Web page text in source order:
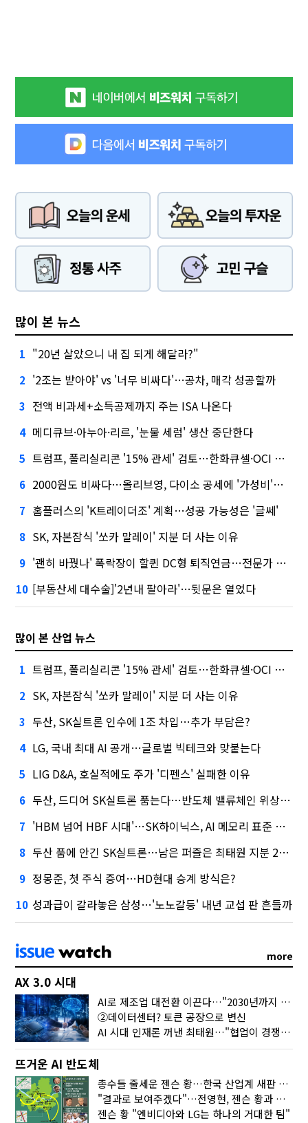
많이 본 뉴스
1 "20년 살았으니 내 집 되게 해달라?"
2 '2조는 받아야' vs '너무 비싸다'…공차, 매각 성공할까
3 전액 비과세+소득공제까지 주는 ISA 나온다
4 메디큐브·아누아·리르, '눈물 세럼' 생산 중단한다
5 트럼프, 폴리실리콘 '15% 관세' 검토…한화큐셀·OCI 영향은?
6 2000원도 비싸다…올리브영, 다이소 공세에 '가성비'로 맞불
7 홈플러스의 'K트레이더조' 계획…성공 가능성은 '글쎄'
8 SK, 자본잠식 '쏘카 말레이' 지분 더 사는 이유
9 '괜히 바꿨나' 폭락장이 할퀸 DC형 퇴직연금…전문가 조언은
10 [부동산세 대수술]'2년내 팔아라'…뒷문은 열었다
많이 본 산업 뉴스
1 트럼프, 폴리실리콘 '15% 관세' 검토…한화큐셀·OCI 영향은?
2 SK, 자본잠식 '쏘카 말레이' 지분 더 사는 이유
3 두산, SK실트론 인수에 1조 차입…추가 부담은?
4 LG, 국내 최대 AI 공개…글로벌 빅테크와 맞붙는다
5 LIG D&A, 호실적에도 주가 '디펜스' 실패한 이유
6 두산, 드디어 SK실트론 품는다…반도체 밸류체인 위상 강화
7 'HBM 넘어 HBF 시대'…SK하이닉스, AI 메모리 표준 선점 나섰다
8 두산 품에 안긴 SK실트론…남은 퍼즐은 최태원 지분 29.4%
9 정몽준, 첫 주식 증여…HD현대 승계 방식은?
10 성과급이 갈라놓은 삼성…'노노갈등' 내년 교섭 판 흔들까
more
AX 3.0 시대
AI로 제조업 대전환 이끈다…"2030년까지 민관합동 20조 투자"
②데이터센터? 토큰 공장으로 변신
AI 시대 인재론 꺼낸 최태원…"협업이 경쟁력"
뜨거운 AI 반도체
총수들 줄세운 젠슨 황…한국 산업계 새판 짰다
"결과로 보여주겠다"…전영현, 젠슨 황과 HBM5 논의
젠슨 황 "엔비디아와 LG는 하나의 거대한 팀"